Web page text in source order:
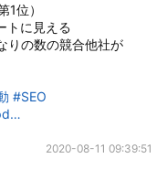
1位）
トに見える
りの数の競合他社が
#SEO
2020-08-11 09:39:51